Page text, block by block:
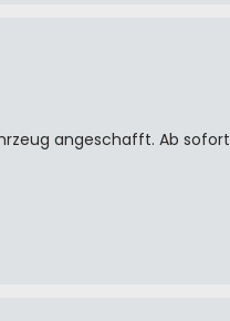
angeschafft. Ab sofort